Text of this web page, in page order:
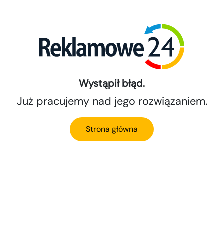
Wystąpił błąd.
Już pracujemy nad jego rozwiązaniem.
Strona główna